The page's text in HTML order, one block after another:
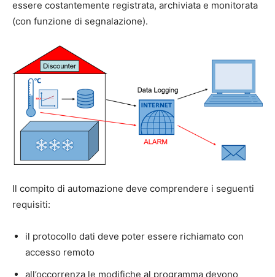
essere costantemente registrata, archiviata e monitorata
(con funzione di segnalazione).
Il compito di automazione deve comprendere i seguenti
requisiti:
il protocollo dati deve poter essere richiamato con
accesso remoto
all’occorrenza le modifiche al programma devono